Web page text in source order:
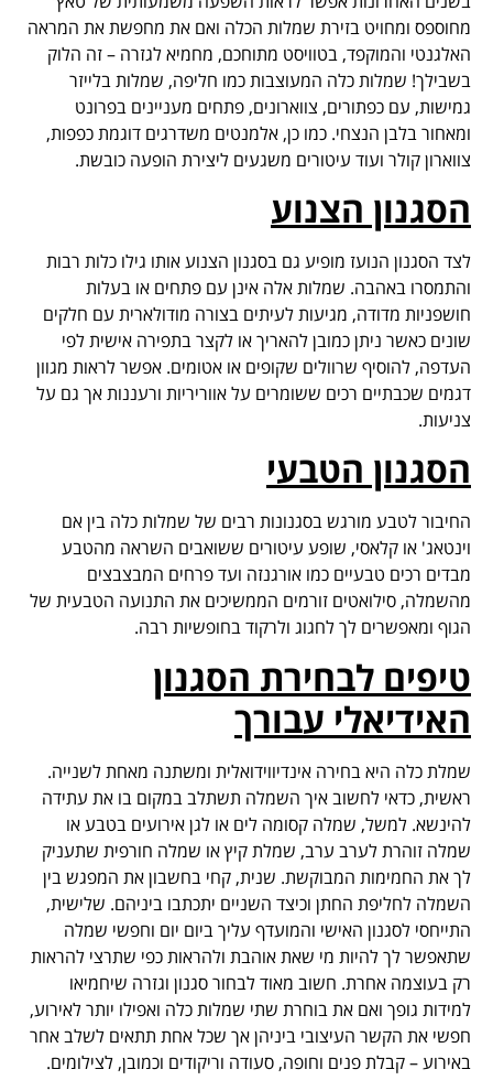
מחוספס ומחויט בזירת שמלות הכלה ואם את מחפשת את המראה
האלגנטי והמוקפד, בטוויסט מתוחכם, מחמיא לגזרה – זה הלוק
בשבילך! שמלות כלה המעוצבות כמו חליפה, שמלות בלייזר
גמישות, עם כפתורים, צווארונים, פתחים מעניינים בפרונט
ומאחור בלבן הנצחי. כמו כן, אלמנטים משדרגים דוגמת כפפות,
צווארון קולר ועוד עיטורים משגעים ליצירת הופעה כובשת.
הסגנון הצנוע
לצד הסגנון הנועז מופיע גם בסגנון הצנוע אותו גילו כלות רבות
והתמסרו באהבה. שמלות אלה אינן עם פתחים או בעלות
חושפניות מדודה, מגיעות לעיתים בצורה מודולארית עם חלקים
שונים כאשר ניתן כמובן להאריך או לקצר בתפירה אישית לפי
העדפה, להוסיף שרוולים שקופים או אטומים. אפשר לראות מגוון
דגמים שכבתיים רכים ששומרים על אווריריות ורעננות אך גם על
צניעות.
הסגנון הטבעי
החיבור לטבע מורגש בסגנונות רבים של שמלות כלה בין אם
וינטאג' או קלאסי, שופע עיטורים ששואבים השראה מהטבע
מבדים רכים טבעיים כמו אורגנזה ועד פרחים המבצבצים
מהשמלה, סילואטים זורמים הממשיכים את התנועה הטבעית של
הגוף ומאפשרים לך לחגוג ולרקוד בחופשיות רבה.
טיפים לבחירת הסגנון
האידיאלי עבורך
שמלת כלה היא בחירה אינדיווידואלית ומשתנה מאחת לשנייה.
ראשית, כדאי לחשוב איך השמלה תשתלב במקום בו את עתידה
להינשא. למשל, שמלה קסומה לים או לגן אירועים בטבע או
שמלה זוהרת לערב ערב, שמלת קיץ או שמלה חורפית שתעניק
לך את החמימות המבוקשת. שנית, קחי בחשבון את המפגש בין
השמלה לחליפת החתן וכיצד השניים יתכתבו ביניהם. שלישית,
התייחסי לסגנון האישי והמועדף עליך ביום יום וחפשי שמלה
שתאפשר לך להיות מי שאת אוהבת ולהראות כפי שתרצי להראות
רק בעוצמה אחרת. חשוב מאוד לבחור סגנון וגזרה שיחמיאו
למידות גופך ואם את בוחרת שתי שמלות כלה ואפילו יותר לאירוע,
חפשי את הקשר העיצובי ביניהן אך שכל אחת תתאים לשלב אחר
באירוע – קבלת פנים וחופה, סעודה וריקודים וכמובן, לצילומים.